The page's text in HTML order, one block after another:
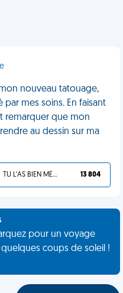
nouveau tatouage,
mes soins. En faisant
remarquer que mon
au dessin sur ma
TU L'AS BIEN MÉRITÉ 13 804
pour un voyage
coups de soleil !